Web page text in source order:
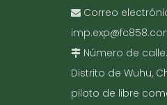
Correo
Número de
Distrito de Wuhu,
piloto de libre